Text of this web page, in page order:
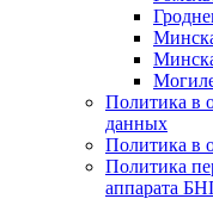
Политика в
данных
Политика в
Политика
аппарата